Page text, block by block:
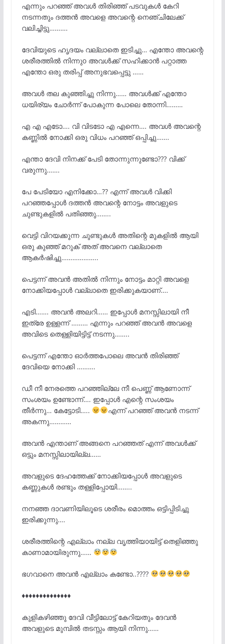
എന്നും പറഞ്ഞ് അവൾ തിരിഞ്ഞ് പടവുകൾ കേറി
നടന്നതും ദത്തൻ അവളെ അവന്റെ നെഞ്ചിലേക്ക്
വലിച്ചിട്ടു……….
ദേവിയുടെ ഹൃദയം വല്ലാതെ ഇടിച്ചു… എന്തോ അവന്റെ
ശരീരത്തിൽ നിന്നുo അവൾക്ക് സഹിക്കാൻ പറ്റാത്ത
എന്തോ ഒരു തരിപ്പ് അനുഭവപ്പെട്ടു ……
അവൾ തല കുഞ്ഞിച്ചു നിന്നു…… അവൾക്ക് എന്തോ
ധയിര്യം ചോർന്ന് പോകുന്ന പോലെ തോന്നി………
എ എ എടോ…. വി വിടടോ എ എന്നെ…. അവൾ അവന്റെ
കണ്ണിൽ നോക്കി ഒരു വിധം പറഞ്ഞ് ഒപ്പിച്ചു…….
എന്താ ദേവി നിനക്ക് പേടി തോന്നുന്നുണ്ടോ??? വിക്ക്
വരുന്നു…….
പേ പേടിയോ എനിക്കോ…?? എന്ന് അവൾ വിക്കി
പറഞ്ഞപ്പോൾ ദത്തൻ അവന്റെ നോട്ടം അവളുടെ
ചുണ്ടുകളിൽ പതിഞ്ഞു……..
വെട്ടി വിറയക്കുന്ന ചുണ്ടുകൾ അതിന്റെ മുകളിൽ ആയി
ഒരു കുഞ്ഞ് മറുക് അത് അവനെ വല്ലാതെ
ആകർഷിച്ചു………………..
പെട്ടന്ന് അവൻ അതിൽ നിന്നും നോട്ടം മാറ്റി അവളെ
നോക്കിയപ്പോൾ വല്ലാതെ ഇരിക്കുകയാണ്….
എടി……. അവൻ അലറി…… ഇപ്പോൾ മനസ്സിലായി നീ
ഇത്രേ ഉള്ളന്ന് ……… എന്നും പറഞ്ഞ് അവൻ അവളെ
അവിടെ തെള്ളിയിട്ടിട്ട് നടന്നു……..
പെട്ടന്ന് എന്തോ ഓർത്തപോലെ അവൻ തിരിഞ്ഞ്
ദേവിയെ നോക്കി ……….
ഡീ നീ നേരത്തെ പറഞ്ഞില്ലേ നീ പെണ്ണ് ആണോന്ന്
സംശയം ഉണ്ടോന്ന്…. ഇപ്പോൾ എന്റെ സംശയം
തീർന്നു… കേട്ടോടി…..
എന്ന് പറഞ്ഞ് അവൻ നടന്ന്
അകന്നു…………
അവൻ എന്താണ് അങ്ങനെ പറഞ്ഞത് എന്ന് അവൾക്ക്
ഒട്ടും മനസ്സിലായില്ല……
അവളുടെ ദേഹത്തേക്ക് നോക്കിയപ്പോൾ അവളുടെ
കണ്ണുകൾ രണ്ടും തള്ളിപ്പോയി……..
നനഞ്ഞ ദാവണിയിലൂടെ ശരീരം മൊത്തം ഒട്ടിപ്പിടിച്ചു
ഇരിക്കുന്നു….
ശരീരത്തിന്റെ എല്ലാം നല്ല വൃത്തിയായിട്ട് തെളിഞ്ഞു
കാണാമായിരുന്നു……
ഭഗവാനെ അവൻ എല്ലാം കണ്ടോ..????
♦️♦️♦️♦️♦️♦️♦️♦️♦️♦️♦️♦️♦️♦️
കുളികഴിഞ്ഞു ദേവി വീട്ടിലോട്ട് കേറിയതും ദേവൻ
അവളുടെ മുമ്പിൽ തടസ്സം ആയി നിന്നു……